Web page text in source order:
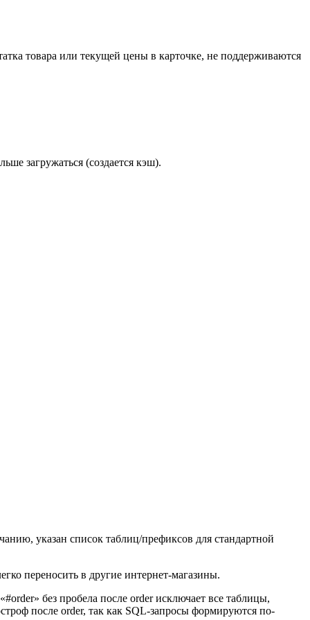
товара или текущей цены в карточке, не поддерживаются
загружаться (создается кэш).
указан список таблиц/префиксов для стандартной
переносить в другие интернет-магазины.
без пробела после order исключает все таблицы,
после order, так как SQL-запросы формируются по-